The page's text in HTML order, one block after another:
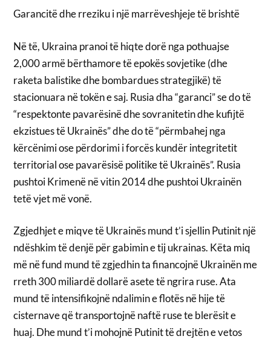
Garancitë dhe rreziku i një marrëveshjeje të brishtë
Në të, Ukraina pranoi të hiqte dorë nga pothuajse
2,000 armë bërthamore të epokës sovjetike (dhe
raketa balistike dhe bombardues strategjikë) të
stacionuara në tokën e saj. Rusia dha “garanci” se do të
“respektonte pavarësinë dhe sovranitetin dhe kufijtë
ekzistues të Ukrainës” dhe do të “përmbahej nga
kërcënimi ose përdorimi i forcës kundër integritetit
territorial ose pavarësisë politike të Ukrainës”. Rusia
pushtoi Krimenë në vitin 2014 dhe pushtoi Ukrainën
tetë vjet më vonë.
Zgjedhjet e miqve të Ukrainës mund t’i sjellin Putinit një
ndëshkim të denjë për gabimin e tij ukrainas. Këta miq
më në fund mund të zgjedhin ta financojnë Ukrainën me
rreth 300 miliardë dollarë asete të ngrira ruse. Ata
mund të intensifikojnë ndalimin e flotës në hije të
cisternave që transportojnë naftë ruse te blerësit e
huaj. Dhe mund t’i mohojnë Putinit të drejtën e vetos